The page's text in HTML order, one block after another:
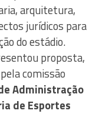
arquitetura,
jurídicos para
do estádio.
proposta,
comissão
Administração
de Esportes